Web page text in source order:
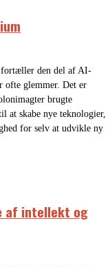
den del af AI-
ofte glemmer. Det er
brugte
at skabe nye teknologier,
for selv at udvikle ny
af intellekt og